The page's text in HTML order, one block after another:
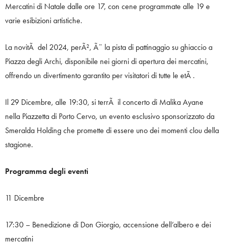
Mercatini di Natale dalle ore 17, con cene programmate alle 19 e
varie esibizioni artistiche.
La novitÃ del 2024, perÃ², Ã¨ la pista di pattinaggio su ghiaccio a
Piazza degli Archi, disponibile nei giorni di apertura dei mercatini,
offrendo un divertimento garantito per visitatori di tutte le etÃ .
Il 29 Dicembre, alle 19:30, si terrÃ il concerto di Malika Ayane
nella Piazzetta di Porto Cervo, un evento esclusivo sponsorizzato da
Smeralda Holding che promette di essere uno dei momenti clou della
stagione.
Programma degli eventi
11 Dicembre
17:30 – Benedizione di Don Giorgio, accensione dell’albero e dei
mercatini